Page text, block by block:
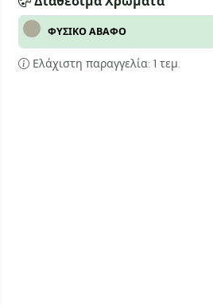
ΦΥΣΙΚΟ ΑΒΑΦΟ
Ελάχιστη παραγγελία: 1 τεμ.